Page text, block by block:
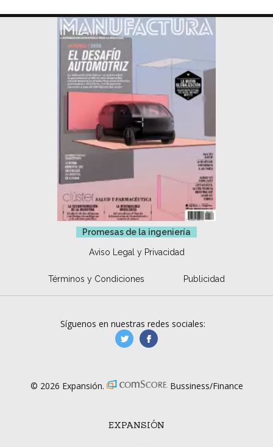
Promesas de la ingeniería
Aviso Legal y Privacidad
Términos y Condiciones Publicidad
EXPANSIÓN
Síguenos en nuestras redes sociales:
manufacturaGE
© 2026 Expansión. Bussiness/Finance